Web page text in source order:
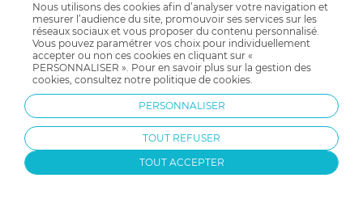
Suivez-nous !
pour encore plus d'inspirations
et de bons plans !
Partagez-nous vos trouvailles
Nous utilisons des cookies afin d’analyser votre navigation et
mesurer l’audience du site, promouvoir ses services sur les
réseaux sociaux et vous proposer du contenu personnalisé.
Vous pouvez paramétrer vos choix pour individuellement
accepter ou non ces cookies en cliquant sur «
PERSONNALISER ». Pour en savoir plus sur la gestion des
cookies, consultez notre politique de cookies.
PERSONNALISER
TOUT REFUSER
TOUT ACCEPTER